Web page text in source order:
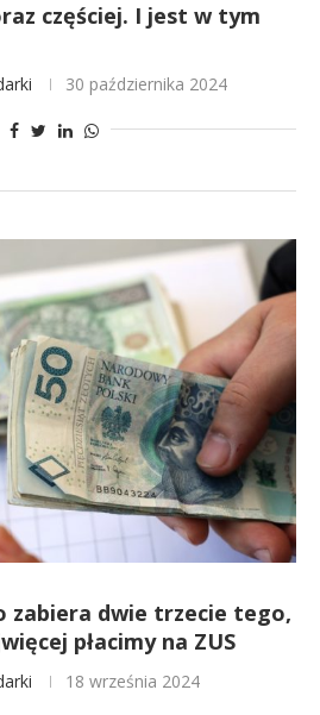
częściej. I jest w tym
30 października 2024
zabiera dwie trzecie tego,
płacimy na ZUS
18 września 2024